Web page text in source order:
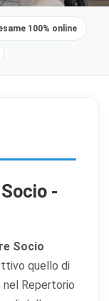
100% online
-
Socio
quello di
Repertorio